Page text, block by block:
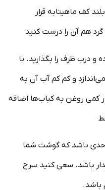
کف ماهیتابه قرار
هم آن را درست کنید
و درب ظرف را بگذارید. با
و کم کم آب آن به
کمی روغن به کباب‌ها اضافه
حدی باشد که گوشت شما
باشد. سعی کنید سرخ
باشد.